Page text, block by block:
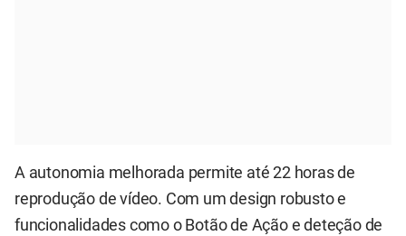
A autonomia melhorada permite até 22 horas de
reprodução de vídeo. Com um design robusto e
funcionalidades como o Botão de Ação e deteção de